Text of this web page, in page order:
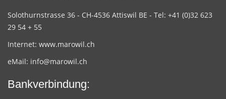
Solothurnstrasse 36 - CH-4536 Attiswil BE - Tel: +41 (0)32 623
29 54 + 55
Internet: www.marowil.ch
eMail: info@marowil.ch
Bankverbindung: